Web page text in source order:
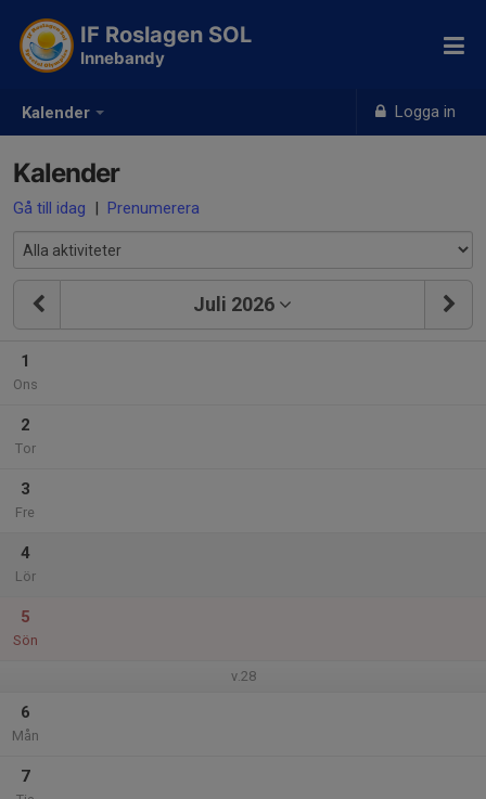
Kalender Logga in
IF Roslagen SOL
Innebandy
Kalender
Gå till idag | Prenumerera
Juli 2026
1
Ons
2
Tor
3
Fre
4
Lör
5
Sön
v.28
6
Mån
7